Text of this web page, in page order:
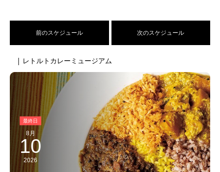
前のスケジュール 次のスケジュール
| レトルトカレーミュージアム
8月
10
2026